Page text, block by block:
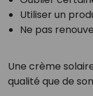
Utiliser un
Ne pas
Une crème
qualité que de